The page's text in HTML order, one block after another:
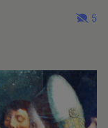
5